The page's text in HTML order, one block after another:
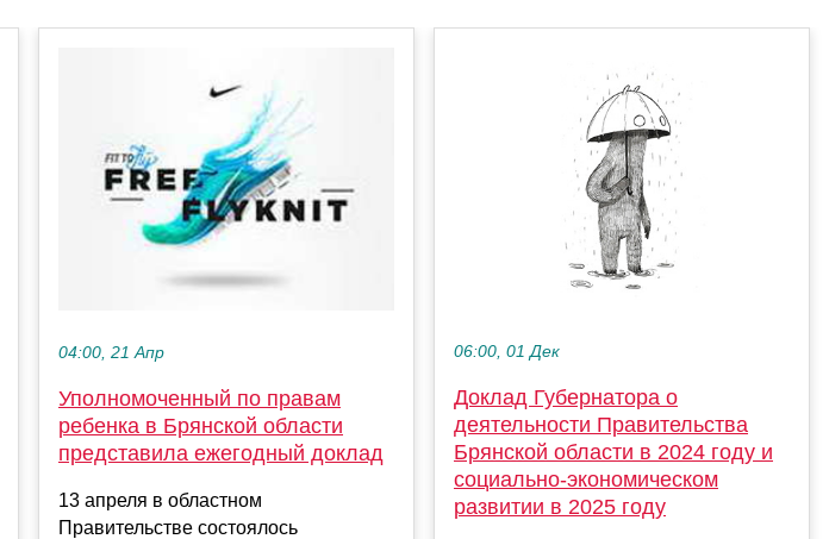
04:00, 21 Апр
Уполномоченный по правам
ребенка в Брянской области
представила ежегодный доклад
13 апреля в областном
Правительстве состоялось
06:00, 01 Дек
Доклад Губернатора о
деятельности Правительства
Брянской области в 2024 году и
социально-экономическом
развитии в 2025 году